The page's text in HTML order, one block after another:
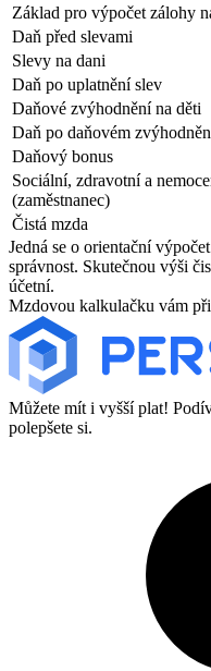
Základ pro výpočet zálohy
Daň před slevami
Slevy na dani
Daň po uplatnění slev
Daňové zvýhodnění na děti
Daň po daňovém
Daňový bonus
Sociální, zdravotní a
(zaměstnanec)
Čistá mzda
Jedná se o orientační
správnost. Skutečnou výši
účetní.
Mzdovou kalkulačku vám
Můžete mít i vyšší plat!
polepšete si.